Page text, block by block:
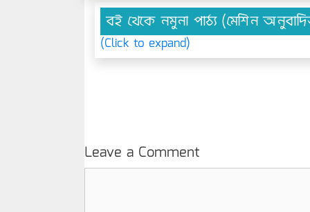
বই থেকে নমুনা পাঠ্য (মেশিন
(Click to expand)
Leave a Comment